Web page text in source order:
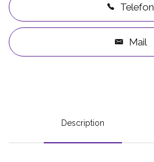
Telefon
Mail
Description